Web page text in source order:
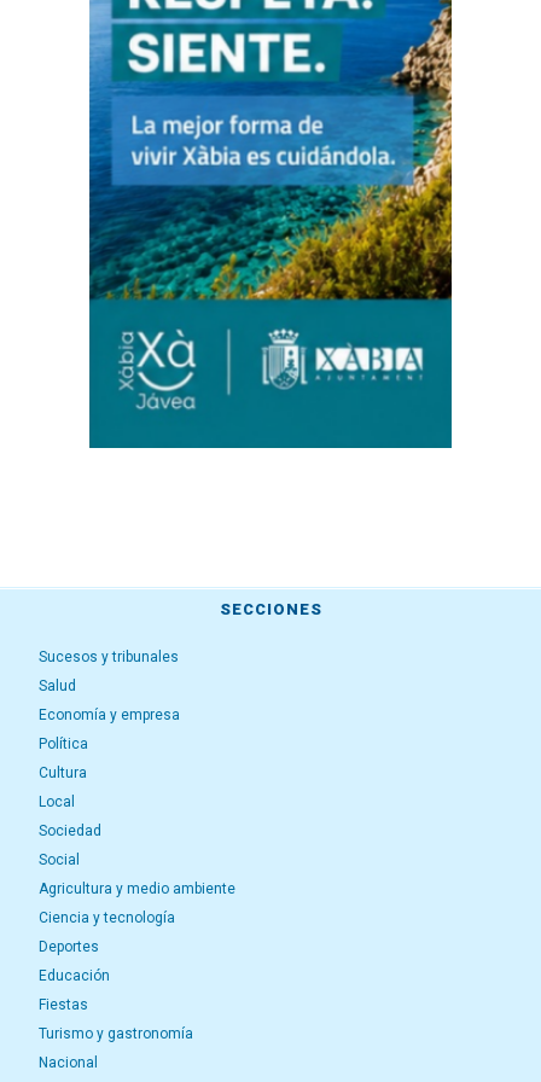
SECCIONES
Sucesos y tribunales
Salud
Economía y empresa
Política
Cultura
Local
Sociedad
Social
Agricultura y medio ambiente
Ciencia y tecnología
Deportes
Educación
Fiestas
Turismo y gastronomía
Nacional